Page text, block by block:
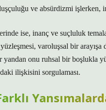
ve absürdizmi işlerken,
ise, inanç ve suçluluk
varoluşsal bir
onu ruhsal bir boşlukla
ilişkisini sorgulaması.